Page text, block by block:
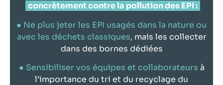
concrètement contre la pollution des EPI :
● Ne plus jeter les EPI usagés dans la nature ou
avec les déchets classiques, mais les collecter
dans des bornes dédiées
● Sensibiliser vos équipes et collaborateurs à
l’importance du tri et du recyclage du